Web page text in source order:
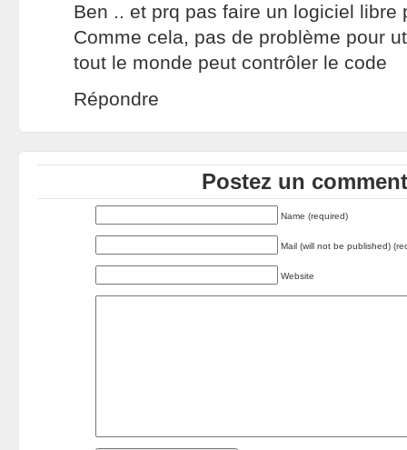
Ben .. et prq pas faire un logiciel libre
Comme cela, pas de problème pour
tout le monde peut contrôler le code
Répondre
Postez un
Name (required)
Mail (will not be published)
Website